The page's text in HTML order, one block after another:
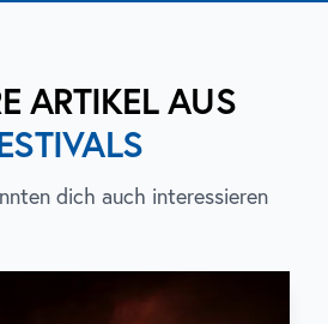
ARTIKEL AUS
dich auch interessieren